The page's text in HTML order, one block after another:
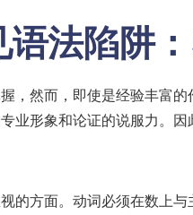
法陷阱
，然而，即使是经验丰富
业形象和论证的说服力。
的方面。动词必须在数上